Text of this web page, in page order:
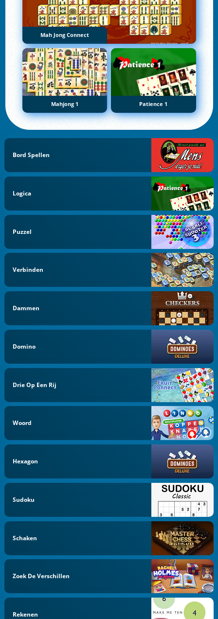
Mah Jong Connect
Mahjong 1 Patience 1
Bord Spellen
Logica
Puzzel
Verbinden
Dammen
Domino
Drie Op Een Rij
Woord
Hexagon
Sudoku
Schaken
Zoek De Verschillen
Rekenen